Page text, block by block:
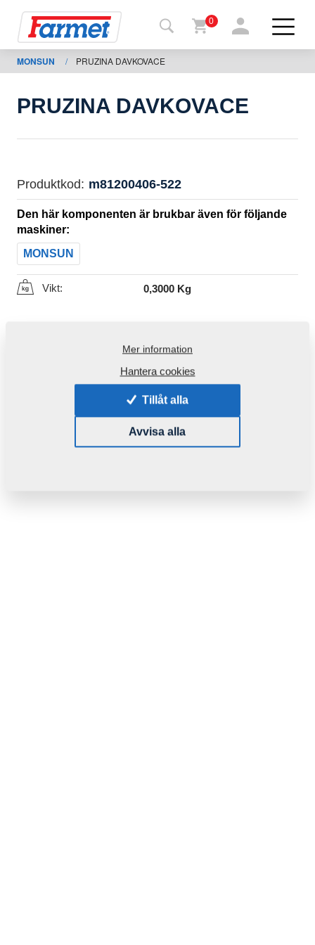
shop
Mina
maskiner
För
nedladdning
0
MONSUN / PRUZINA DAVKOVACE
PRUZINA DAVKOVACE
Produktkod: m81200406-522
Den här komponenten är brukbar även för följande
maskiner:
MONSUN
Vikt: 0,3000 Kg
Mer information
Hantera cookies
Tillåt alla
Avvisa alla